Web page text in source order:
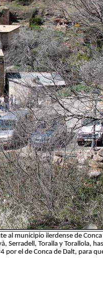
al municipio ilerdense de
Serradell, Toralla y Torallola,
el de Conca de Dalt, para